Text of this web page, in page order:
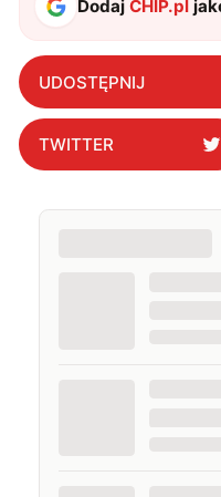
DodajCHIP.pl
UDOSTĘPNIJ
TWITTER